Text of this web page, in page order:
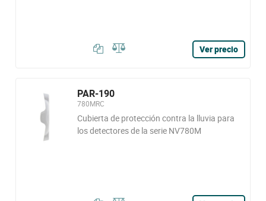
Ver precio
PAR-190
780MRC
Cubierta de protección contra la lluvia para
los detectores de la serie NV780M